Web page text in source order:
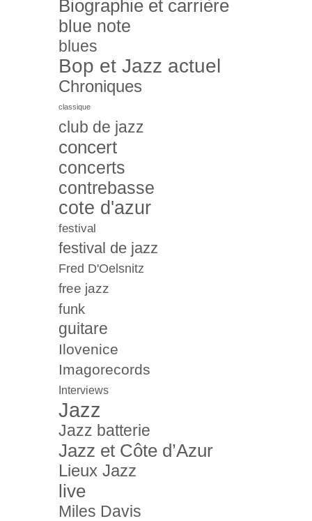
Biographie et carrière
blue note
blues
Bop et Jazz actuel
Chroniques
classique
club de jazz
concert
concerts
contrebasse
cote d'azur
festival
festival de jazz
Fred D'Oelsnitz
free jazz
funk
guitare
Ilovenice
Imagorecords
Interviews
Jazz
Jazz batterie
Jazz et Côte d’Azur
Lieux Jazz
live
Miles Davis